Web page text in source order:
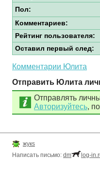
Пол:
Комментариев:
Рейтинг пользователя:
Оставил первый след:
Комментарии Юлита
Отправить Юлита
Отправлять
Авторизуйтесь,
жукs
Написать письмо: dm log-